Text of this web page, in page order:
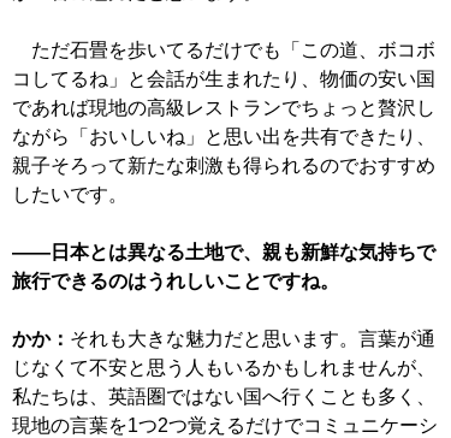
ただ石畳を歩いてるだけでも「この道、ボコボ
コしてるね」と会話が生まれたり、物価の安い国
であれば現地の高級レストランでちょっと贅沢し
ながら「おいしいね」と思い出を共有できたり、
親子そろって新たな刺激も得られるのでおすすめ
したいです。
――日本とは異なる土地で、親も新鮮な気持ちで
旅行できるのはうれしいことですね。
かか： それも大きな魅力だと思います。言葉が通
じなくて不安と思う人もいるかもしれませんが、
私たちは、英語圏ではない国へ行くことも多く、
現地の言葉を1つ2つ覚えるだけでコミュニケーシ